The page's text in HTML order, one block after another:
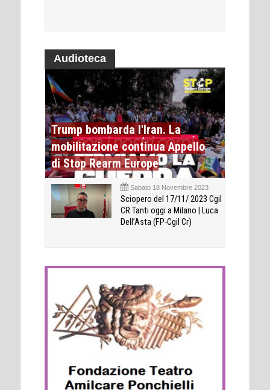
Audioteca
Trump bombarda l'Iran. La
mobilitazione continua Appello
di Stop Rearm Europe
Sabato 18 Novembre 2023
Sciopero del 17/11/ 2023 Cgil
CR Tanti oggi a Milano | Luca
Dell’Asta (FP-Cgil Cr)